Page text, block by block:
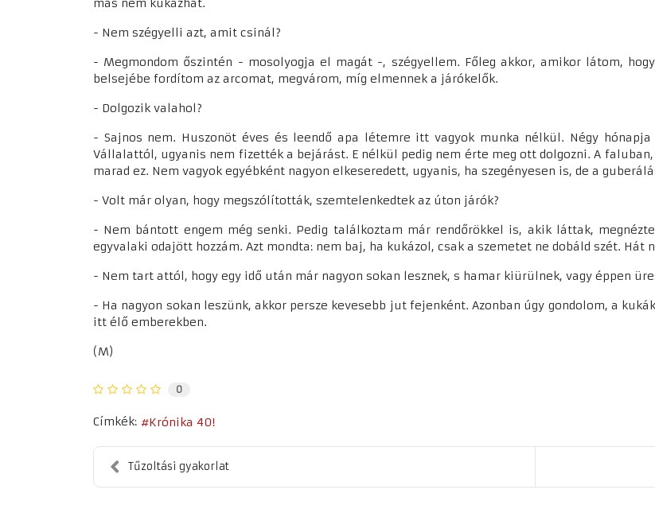
más nem kukázhat.
- Nem szégyelli azt, amit csinál?
- Megmondom őszintén - mosolyogja el magát -, szégyellem. Főleg akkor, amikor látom,
belsejébe fordítom az arcomat, megvárom, míg elmennek a járókelők.
- Dolgozik valahol?
- Sajnos nem. Huszonöt éves és leendő apa létemre itt vagyok munka nélkül. Négy
Vállalattól, ugyanis nem fizették a bejárást. E nélkül pedig nem érte meg ott dolgozni. A
marad ez. Nem vagyok egyébként nagyon elkeseredett, ugyanis, ha szegényesen is, de a
- Volt már olyan, hogy megszólították, szemtelenkedtek az úton járók?
- Nem bántott engem még senki. Pedig találkoztam már rendőrökkel is, akik láttak,
egyvalaki odajött hozzám. Azt mondta: nem baj, ha kukázol, csak a szemetet ne dobáld szét. Hát
- Nem tart attól, hogy egy idő után már nagyon sokan lesznek, s hamar kiürülnek, vagy éppen
- Ha nagyon sokan leszünk, akkor persze kevesebb jut fejenként. Azonban úgy gondolom, a
itt élő emberekben.
(M)
0
Címkék: Krónika 40!
Tűzoltási gyakorlat